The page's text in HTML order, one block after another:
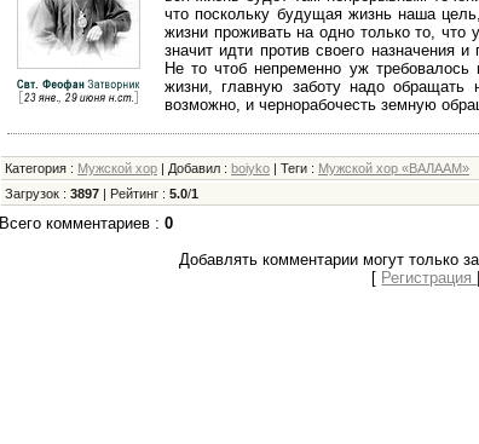
что поскольку будущая жизнь наша
жизни проживать на одно только то,
значит идти против своего назначения
Не то чтоб непременно уж
жизни, главную заботу надо обращать
возможно, и чернорабочесть земную
Категория : Мужской хор| Добавил : boiyko| Теги : Мужской хор «ВАЛААМ»
Загрузок : 3897| Рейтинг : 5.0/1
Всего комментариев : 0
Добавлять комментарии могут только
[ Регистрация